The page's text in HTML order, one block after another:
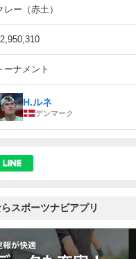
レー（赤土）
ーナメント
H.ルネ
デンマーク
スポーツナビアプリ